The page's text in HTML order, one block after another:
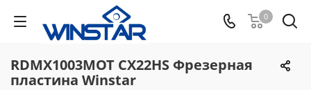
0
RDMX1003MOT CX22HS Фрезерная
пластина Winstar